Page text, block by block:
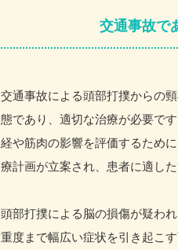
交通事故で
交通事故による頭部打撲からの
態であり、適切な治療が必要で
経や筋肉の影響を評価するため
療計画が立案され、患者に適し
頭部打撲による脳の損傷が疑わ
重度まで幅広い症状を引き起こ